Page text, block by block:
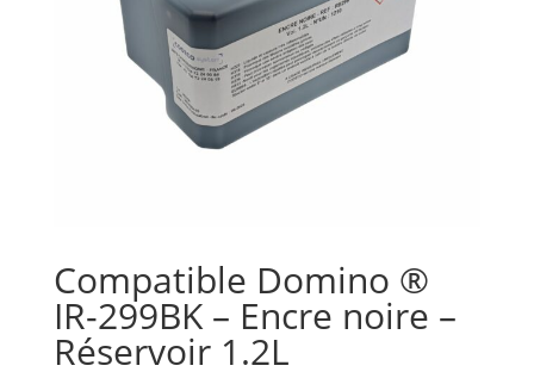
Compatible Domino ®
IR-299BK – Encre noire –
Réservoir 1.2L